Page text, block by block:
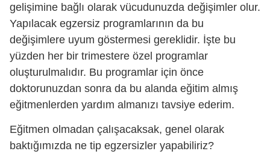
gelişimine bağlı olarak vücudunuzda değişimler olur.
Yapılacak egzersiz programlarının da bu
değişimlere uyum göstermesi gereklidir. İşte bu
yüzden her bir trimestere özel programlar
oluşturulmalıdır. Bu programlar için önce
doktorunuzdan sonra da bu alanda eğitim almış
eğitmenlerden yardım almanızı tavsiye ederim.
Eğitmen olmadan çalışacaksak, genel olarak
baktığımızda ne tip egzersizler yapabiliriz?